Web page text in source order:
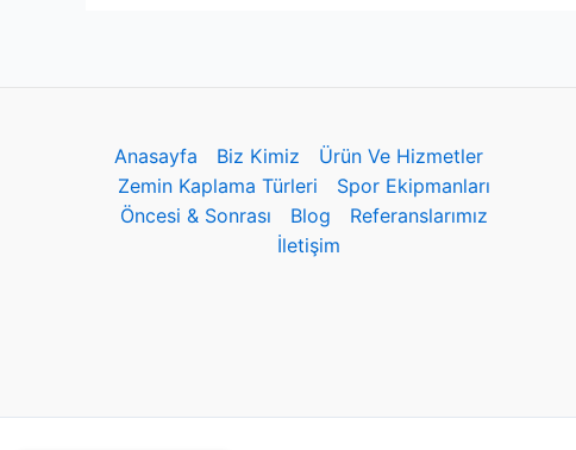
Anasayfa Biz Kimiz
Ürün Ve Hizmetler
Zemin Kaplama Türleri
Spor Ekipmanları
Öncesi & Sonrası
Blog
Referanslarımız
İletişim